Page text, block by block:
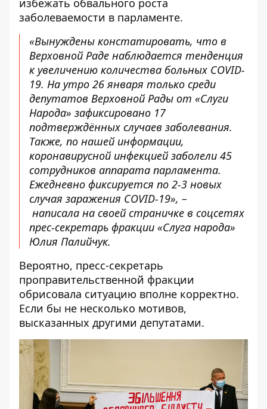
избежать обвального роста
заболеваемости в парламенте.
«Вынуждены констатировать, что в
Верховной Раде наблюдается тенденция
к увеличению количества больных COVID-
19. На утро 26 января только среди
депутатов Верховной Рады от «Слуги
Народа» зафиксировано 17
подтверждённых случаев заболевания.
Также, по нашей информации,
коронавирусной инфекцией заболели 45
сотрудников аппарата парламента.
Ежедневно фиксируется по 2-3 новых
случая заражения COVID-19», –
написала на своей страничке в соцсетях
прес-секретарь фракции «Слуга народа»
Юлия Палийчук.
Вероятно, пресс-секретарь
проправительственной фракции
обрисовала ситуацию вполне корректно.
Если бы не несколько мотивов,
высказанных другими депутатами.